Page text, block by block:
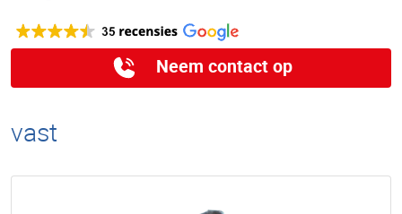
Neem contact op
vast